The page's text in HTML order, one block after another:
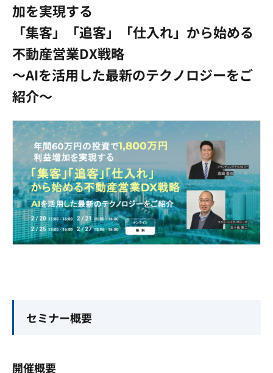
加を実現する
「集客」「追客」「仕入れ」から始める
不動産営業DX戦略
～AIを活用した最新のテクノロジーをご
紹介～
セミナー概要
開催概要